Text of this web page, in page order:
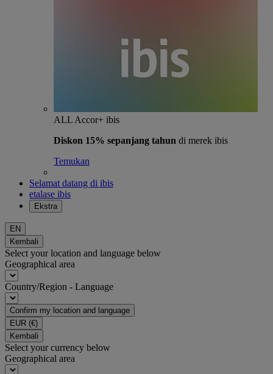
ALL Accor+ ibis
Diskon 15% sepanjang tahun di merek ibis
Temukan
Selamat datang di ibis
etalase ibis
Ekstra
EN
Kembali
Select your location and language below
Geographical area
Country/Region - Language
Confirm my location and language
EUR (€)
Kembali
Select your currency below
Geographical area